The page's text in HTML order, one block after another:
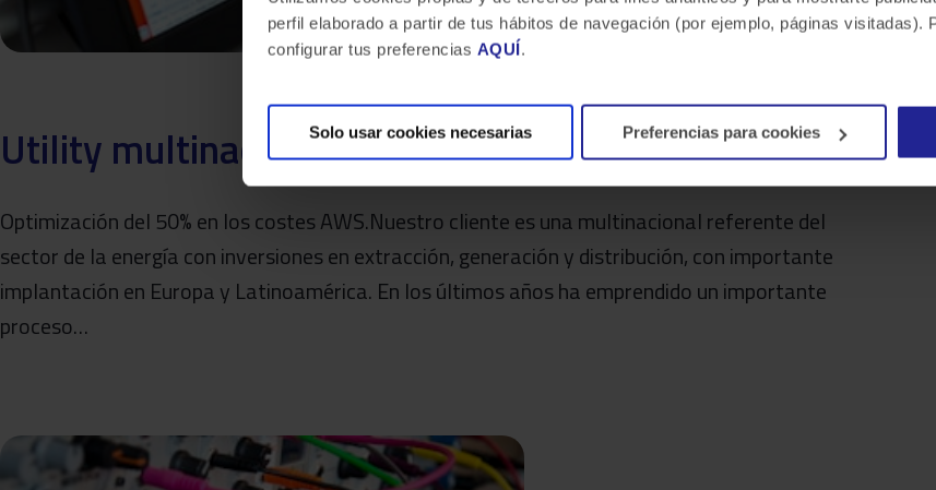
perfil elaborado a partir de tus hábitos de navegación (por ejemplo, páginas visitadas).
configurar tus preferencias AQUÍ.
Solo usar cookies necesarias Preferencias para cookies
Utility multinacional del sector energético
Optimización del 50% en los costes AWS.Nuestro cliente es una multinacional referente del
sector de la energía con inversiones en extracción, generación y distribución, con importante
implantación en Europa y Latinoamérica. En los últimos años ha emprendido un importante
proceso…